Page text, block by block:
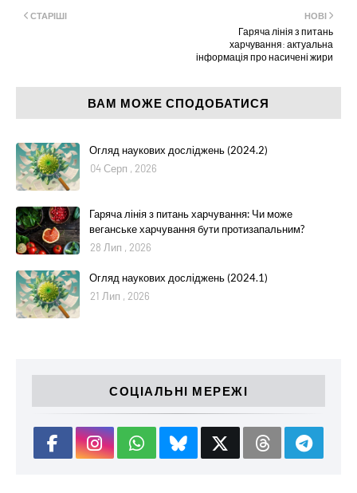
НОВІ
Гаряча лінія з питань
харчування: актуальна
інформація про насичені жири
СТАРІШІ
ВАМ МОЖЕ СПОДОБАТИСЯ
Огляд наукових досліджень (2024.2)
04 Серп , 2026
Гаряча лінія з питань харчування: Чи може
веганське харчування бути протизапальним?
28 Лип , 2026
Огляд наукових досліджень (2024.1)
21 Лип , 2026
СОЦІАЛЬНІ МЕРЕЖІ